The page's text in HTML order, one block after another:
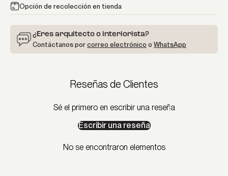
Opción de recolección en tienda
¿Eres arquitecto o interiorista?
Contáctanos porcorreo electrónico o WhatsApp
Reseñas de Clientes
Sé el primero en escribir una reseña
Escribir una reseña
No se encontraron elementos